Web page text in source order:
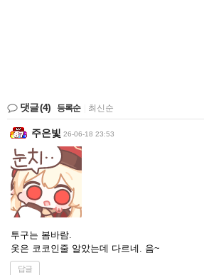
댓글(4) 등록순 최신순
주은빛 26-06-18 23:53
투구는 봄바람.
옷은 코코인줄 알았는데 다르네. 음~
답글